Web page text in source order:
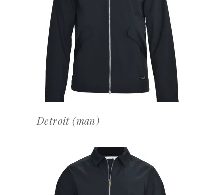
Detroit (man)